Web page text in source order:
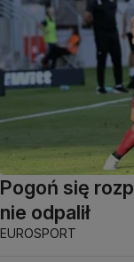
Pogoń się
nie odpalił
EUROSPORT